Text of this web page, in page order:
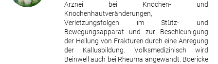
Arznei bei Knochen- und
Knochenhautveränderungen,
Verletzungsfolgen im Stütz- und
Bewegungsapparat und zur Beschleunigung
der Heilung von Frakturen durch eine Anregung
der Kallusbildung. Volksmedizinisch wird
Beinwell auch bei Rheuma angewandt. Boericke